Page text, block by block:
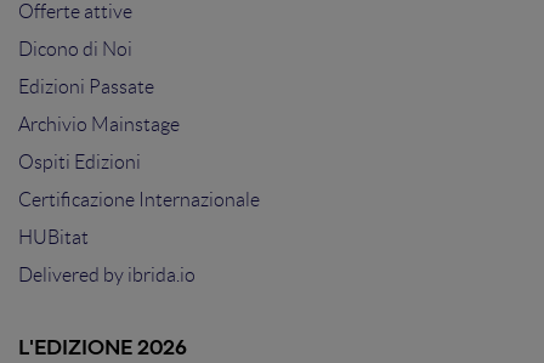
Offerte attive
Dicono di Noi
Edizioni Passate
Archivio Mainstage
Ospiti Edizioni
Certificazione Internazionale
HUBitat
Delivered by ibrida.io
L'EDIZIONE 2026